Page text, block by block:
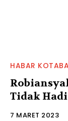
HABAR
Tidak
7 MARET 2023